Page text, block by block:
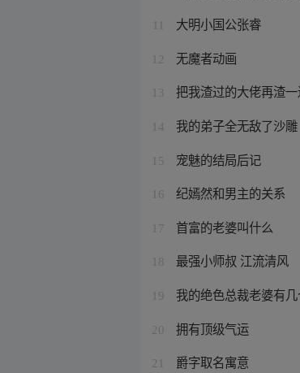
大明小国公张睿
12 无魔者动画
13 把我渣过的大佬再渣
14 我的弟子全无敌了沙雕
15 宠魅的结局后记
16 纪嫣然和男主的关系
17 首富的老婆叫什么
18 最强小师叔 江流清风
19 我的绝色总裁老婆有
20 拥有顶级气运
21 爵字取名寓意